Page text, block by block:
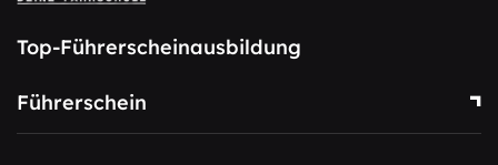
Top-Führerscheinausbildung
Führerschein